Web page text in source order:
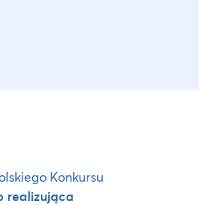
Konkursu
realizująca